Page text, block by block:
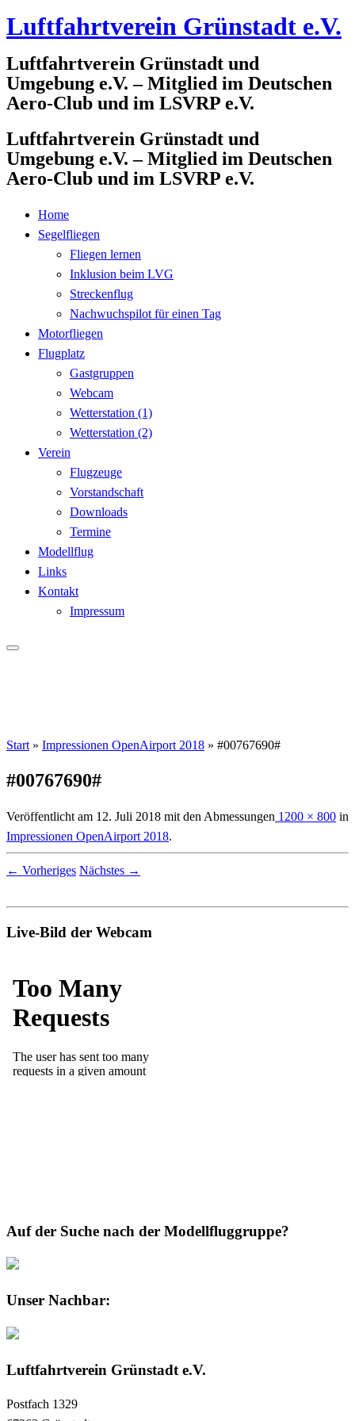
Zum
springen
Luftfahrtverein Grünstadt e.V.
Luftfahrtverein Grünstadt und
Umgebung e.V. – Mitglied im Deutschen
Aero-Club und im LSVRP e.V.
Luftfahrtverein Grünstadt und
Umgebung e.V. – Mitglied im Deutschen
Aero-Club und im LSVRP e.V.
Home
Segelfliegen
Fliegen lernen
Inklusion beim LVG
Streckenflug
Nachwuchspilot für einen Tag
Motorfliegen
Flugplatz
Gastgruppen
Webcam
Wetterstation (1)
Wetterstation (2)
Verein
Flugzeuge
Vorstandschaft
Downloads
Termine
Modellflug
Links
Kontakt
Impressum
Start » Impressionen OpenAirport 2018 » #00767690#
#00767690#
Veröffentlicht am 12. Juli 2018 mit den Abmessungen 1200 × 800 in
Impressionen OpenAirport 2018.
← Vorheriges Nächstes →
Live-Bild der Webcam
Auf der Suche nach der Modellfluggruppe?
Unser Nachbar:
Luftfahrtverein Grünstadt e.V.
Postfach 1329